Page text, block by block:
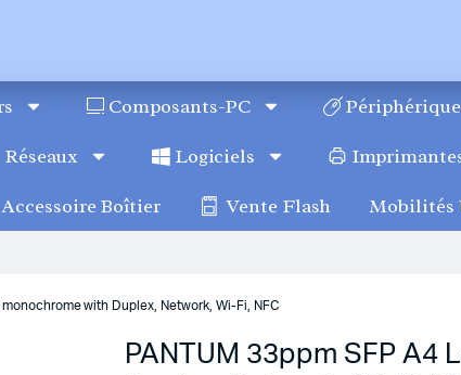
Composants-PC
Réseaux Logiciels
Accessoire Boîtier Vente Flash Mobilités
monochrome with Duplex, Network, Wi-Fi, NFC
PANTUM 33ppm SFP A4